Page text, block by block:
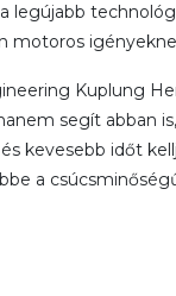
legújabb
motoros
Kuplung
segít abban
kevesebb időt
a